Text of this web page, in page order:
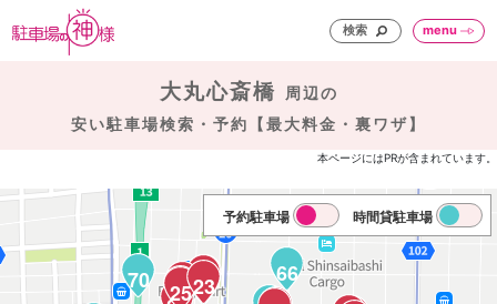
検索 menu
大丸心斎橋
周辺の
安い駐車場検索・予約【最大料金・裏ワザ】
本ページにはPRが含まれています。
70
66
60
35
34
33
32
31
30
2523
予約駐車場 時間貸駐車場